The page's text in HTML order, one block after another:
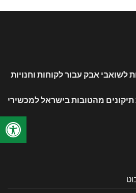
לשואבי אבק עבור לקוחות וחנויות
מהטובות בישראל למכשירי